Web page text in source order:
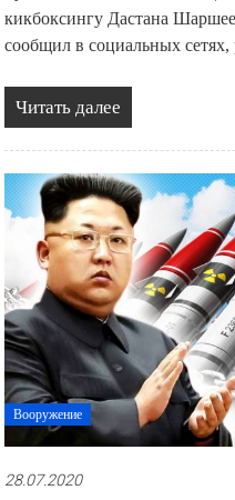
кикбоксингу Дастана
сообщил в социальных сетях,
Читать далее
Вооружение
28.07.2020